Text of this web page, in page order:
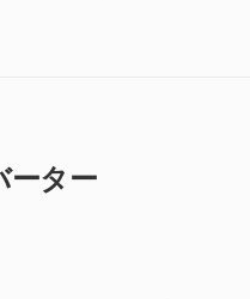
ーター